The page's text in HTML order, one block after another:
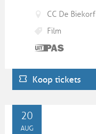
CC De Biekorf
Film
Dit is
UiTPAS
activiteit.
Koop tickets
DO20
AUG